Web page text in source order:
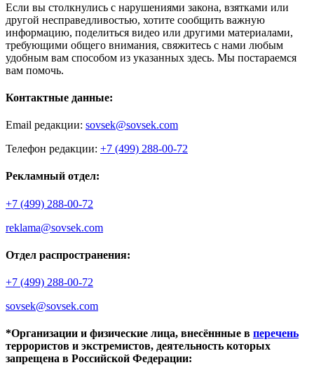
Если вы столкнулись с нарушениями закона, взятками или
другой несправедливостью, хотите сообщить важную
информацию, поделиться видео или другими материалами,
требующими общего внимания, свяжитесь с нами любым
удобным вам способом из указанных здесь. Мы постараемся
вам помочь.
Контактные данные:
Email редакции: sovsek@sovsek.com
Телефон редакции: +7 (499) 288-00-72
Рекламный отдел:
+7 (499) 288-00-72
reklama@sovsek.com
Отдел распространения:
+7 (499) 288-00-72
sovsek@sovsek.com
*Организации и физические лица, внесённные в перечень
террористов и экстремистов, деятельность которых
запрещена в Российской Федерации: